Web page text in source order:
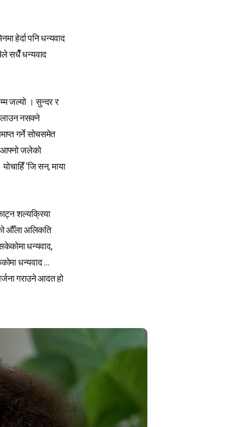
हेर्दा पनि धन्यवाद
मैले सधैँ धन्यवाद
जल्यो । सुन्दर र
नसक्ने
गर्ने सोचसमेत
आफ्नो जलेको
‘जि सन, माया
शल्यक्रिया
औँला अलिकति
धन्यवाद,
धन्यवाद …
गराउने आदत हो